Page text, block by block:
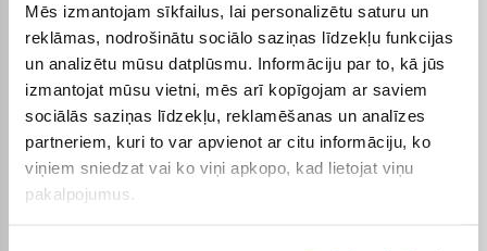
Mēs izmantojam sīkfailus, lai personalizētu saturu un
reklāmas, nodrošinātu sociālo saziņas līdzekļu funkcijas
un analizētu mūsu datplūsmu. Informāciju par to, kā jūs
izmantojat mūsu vietni, mēs arī kopīgojam ar saviem
sociālās saziņas līdzekļu, reklamēšanas un analīzes
partneriem, kuri to var apvienot ar citu informāciju, ko
viņiem sniedzat vai ko viņi apkopo, kad lietojat viņu
pakalpojumus.
nosacījumus. Tas ļauj ērti iepirkties internetā, nesteidzīgi
salīdzinot dažādus kategorijā Mikrofoni pieejamos
piedāvājumus.
BIGBOX.LV piedāvā iespēju par pirkumu norēķināties 6
vienādos maksājumos, tāpēc izvēlēto preci iespējams
iegādāties ērtāk, sadalot maksājumu vairākās daļās. Piegāde
ir pieejama visā Latvijā: piegāde uz pakomātiem maksā no 2,99
€, bet pasūtījumiem virs 499 € piegāde uz pakomātu ir bez